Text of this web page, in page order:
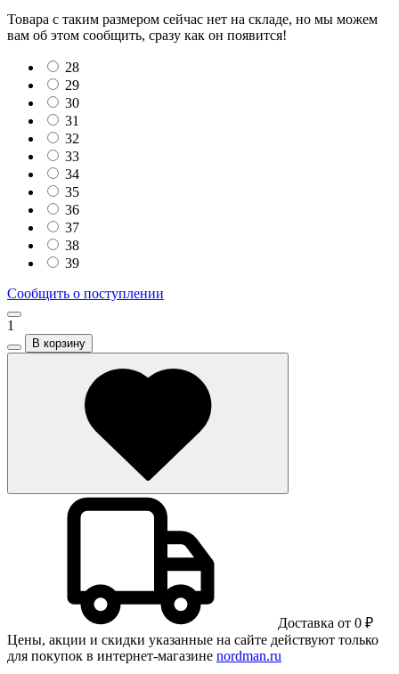
Товара с таким размером сейчас нет на складе, но мы можем
вам об этом сообщить, сразу как он появится!
28
29
30
31
32
33
34
35
36
37
38
39
Сообщить о поступлении
1
В корзину
Доставка от 0 ₽
Цены, акции и скидки указанные на сайте действуют только
для покупок в интернет-магазине nordman.ru